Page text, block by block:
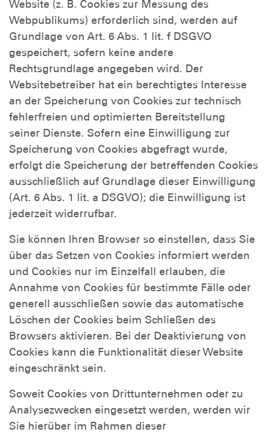
Website (z. B. Cookies zur Messung des
Webpublikums) erforderlich sind, werden auf
Grundlage von Art. 6 Abs. 1 lit. f DSGVO
gespeichert, sofern keine andere
Rechtsgrundlage angegeben wird. Der
Websitebetreiber hat ein berechtigtes Interesse
an der Speicherung von Cookies zur technisch
fehlerfreien und optimierten Bereitstellung
seiner Dienste. Sofern eine Einwilligung zur
Speicherung von Cookies abgefragt wurde,
erfolgt die Speicherung der betreffenden Cookies
ausschließlich auf Grundlage dieser Einwilligung
(Art. 6 Abs. 1 lit. a DSGVO); die Einwilligung ist
jederzeit widerrufbar.
Sie können Ihren Browser so einstellen, dass Sie
über das Setzen von Cookies informiert werden
und Cookies nur im Einzelfall erlauben, die
Annahme von Cookies für bestimmte Fälle oder
generell ausschließen sowie das automatische
Löschen der Cookies beim Schließen des
Browsers aktivieren. Bei der Deaktivierung von
Cookies kann die Funktionalität dieser Website
eingeschränkt sein.
Soweit Cookies von Drittunternehmen oder zu
Analysezwecken eingesetzt werden, werden wir
Sie hierüber im Rahmen dieser